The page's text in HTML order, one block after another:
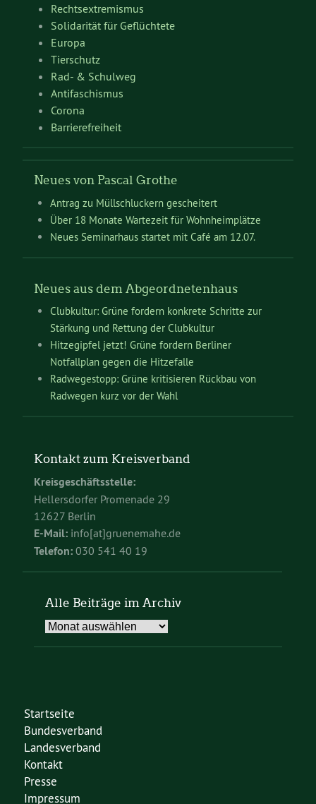
Rechtsextremismus
Solidarität für Geflüchtete
Europa
Tierschutz
Rad- & Schulweg
Antifaschismus
Corona
Barrierefreiheit
Neues von Pascal Grothe
Antrag zu Müllschluckern gescheitert
Über 18 Monate Wartezeit für Wohnheimplätze
Neues Seminarhaus startet mit Café am 12.07.
Neues aus dem Abgeordnetenhaus
Clubkultur: Grüne fordern konkrete Schritte zur
Stärkung und Rettung der Clubkultur
Hitzegipfel jetzt! Grüne fordern Berliner
Notfallplan gegen die Hitzefalle
Radwegestopp: Grüne kritisieren Rückbau von
Radwegen kurz vor der Wahl
Kontakt zum Kreisverband
Kreisgeschäftsstelle:
Hellersdorfer Promenade 29
12627 Berlin
E-Mail: info[at]gruenemahe.de
Telefon: 030 541 40 19
Alle Beiträge im Archiv
Alle
Startseite
Bundesverband
Landesverband
Kontakt
Presse
Impressum